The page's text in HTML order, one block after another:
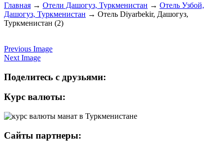
Главная → Отели Дашогуз, Туркменистан → Отель Узбой,
Дашогуз, Туркменистан → Отель Diyarbekir, Дашогуз,
Туркменистан (2)
Previous Image
Next Image
Поделитесь с друзьями:
Курс валюты:
Сайты партнеры: